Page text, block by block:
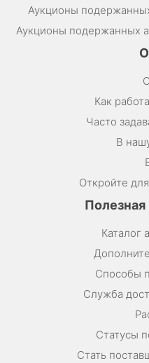
Аукционы
Аукционы подержанных
Как
Часто
В
Откройте
Каталог
Способы
Служба
Статусы
Стать